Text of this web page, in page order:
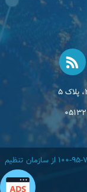
شرکت داده پردازی پارس دارای مجوز Servco به شماره ۷۳-۹۵-۱۰۰ از سازمان تنظیم